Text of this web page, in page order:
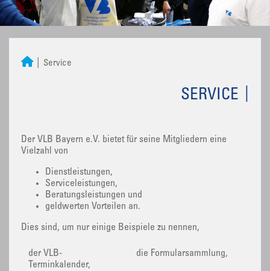
Service
SERVICE
Der VLB Bayern e.V. bietet für seine Mitgliedern eine
Vielzahl von
Dienstleistungen,
Serviceleistungen,
Beratungsleistungen und
geldwerten Vorteilen an.
Dies sind, um nur einige Beispiele zu nennen,
der VLB-
Terminkalender,
die Formularsammlung,